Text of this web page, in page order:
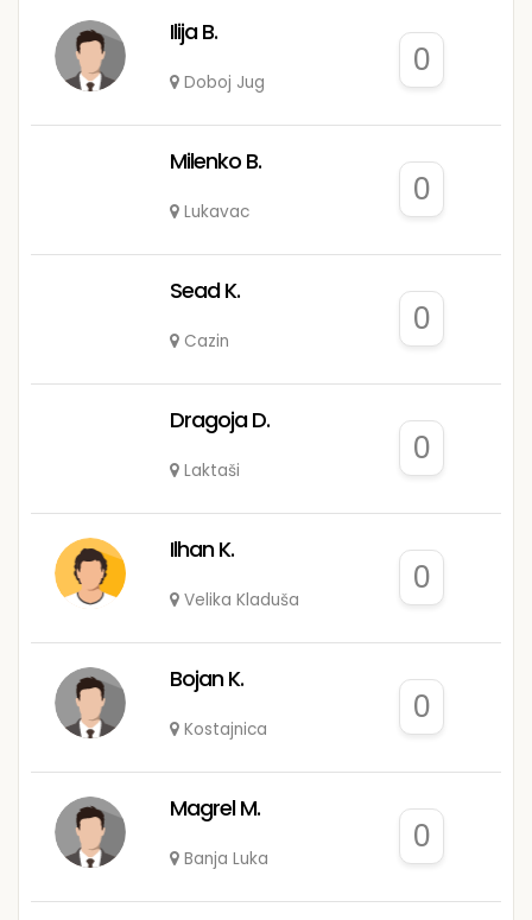
Ilija B.
Doboj Jug
0
Milenko B.
Lukavac
0
Sead K.
Cazin
0
Dragoja D.
Laktaši
0
Ilhan K.
Velika Kladuša
0
Bojan K.
Kostajnica
0
Magrel M.
Banja Luka
0